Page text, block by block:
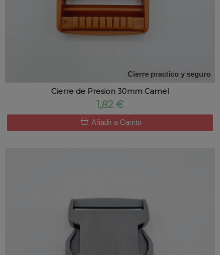
Cierre practico y seguro
Cierre de Presion 30mm Camel
1,82 €
Añadir a Carrito